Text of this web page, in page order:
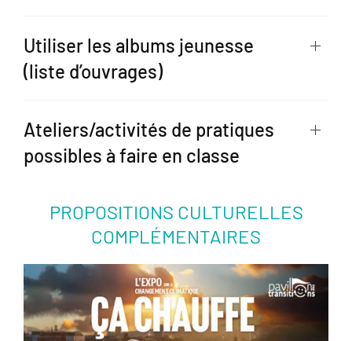
Utiliser les albums jeunesse
(liste d’ouvrages)
Ateliers/activités de pratiques
possibles à faire en classe
PROPOSITIONS CULTURELLES
COMPLÉMENTAIRES